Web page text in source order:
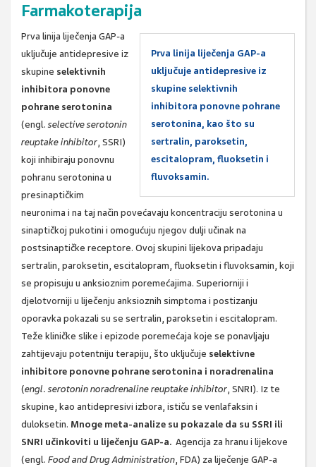
Farmakoterapija
Prva linija liječenja GAP-a
uključuje antidepresive iz
skupine selektivnih
inhibitora ponovne pohrane
serotonina, kao što su
sertralin, paroksetin,
escitalopram, fluoksetin i
fluvoksamin.
Prva linija liječenja GAP-a
uključuje antidepresive iz
skupine selektivnih
inhibitora ponovne
pohrane serotonina
(engl. selective serotonin
reuptake inhibitor, SSRI)
koji inhibiraju ponovnu
pohranu serotonina u
presinaptičkim
neuronima i na taj način povećavaju koncentraciju serotonina u
sinaptičkoj pukotini i omogućuju njegov dulji učinak na
postsinaptičke receptore. Ovoj skupini lijekova pripadaju
sertralin, paroksetin, escitalopram, fluoksetin i fluvoksamin, koji
se propisuju u anksioznim poremećajima. Superiorniji i
djelotvorniji u liječenju anksioznih simptoma i postizanju
oporavka pokazali su se sertralin, paroksetin i escitalopram.
Teže kliničke slike i epizode poremećaja koje se ponavljaju
zahtijevaju potentniju terapiju, što uključuje selektivne
inhibitore ponovne pohrane serotonina i noradrenalina
(engl. serotonin noradrenaline reuptake inhibitor, SNRI). Iz te
skupine, kao antidepresivi izbora, ističu se venlafaksin i
duloksetin. Mnoge meta-analize su pokazale da su SSRI ili
SNRI učinkoviti u liječenju GAP-a. Agencija za hranu i lijekove
(engl. Food and Drug Administration, FDA) za liječenje GAP-a